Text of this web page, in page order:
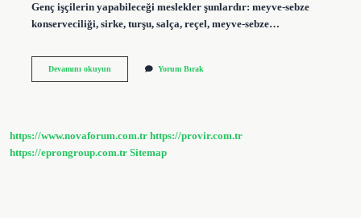
Genç işçilerin yapabileceği meslekler şunlardır: meyve-sebze
konserveciliği, sirke, turşu, salça, reçel, meyve-sebze…
Devamını okuyun17
Yorum Bırak
https://www.novaforum.com.tr https://provir.com.tr
https://eprongroup.com.tr Sitemap